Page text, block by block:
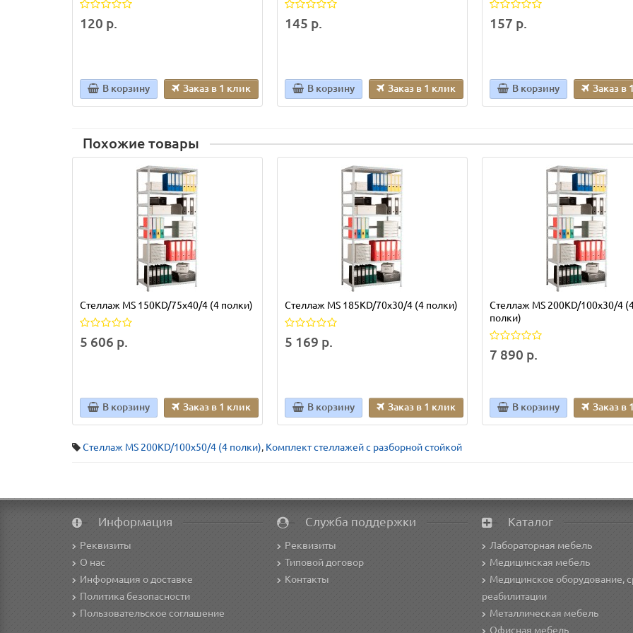
120 р.
В корзину Заказ в 1 клик
145 р.
В корзину Заказ в 1 клик
157 р.
В корзину Заказ в
Похожие товары
Стеллаж MS 150KD/75х40/4 (4 полки)
5 606 р.
В корзину Заказ в 1 клик
Стеллаж MS 185KD/70х30/4 (4 полки)
5 169 р.
В корзину Заказ в 1 клик
Стеллаж MS 200KD/100х30/4
полки)
7 890 р.
В корзину Заказ в
Стеллаж MS 200KD/100х50/4 (4 полки), Комплект стеллажей с разборной стойкой
Информация
Реквизиты
О нас
Информация о доставке
Политика безопасности
Пользовательское соглашение
Служба поддержки
Реквизиты
Типовой договор
Контакты
Каталог
Лабораторная мебель
Медицинская мебель
Медицинское оборудование,
реабилитации
Металлическая мебель
Офисная мебель